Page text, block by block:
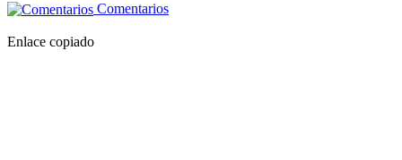
Comentarios
Enlace copiado